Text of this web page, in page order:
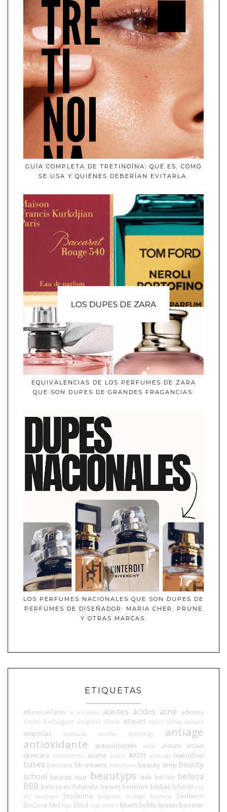
GUÍA COMPLETA DE TRETINOÍNA: QUÉ ES, CÓMO
SE USA Y QUIÉNES DEBERÍAN EVITARLA.
EQUIVALENCIAS DE LOS PERFUMES DE ZARA
QUE SON DUPES DE GRANDES FRAGANCIAS.
LOS PERFUMES NACIONALES QUE SON DUPES DE
PERFUMES DE DISEÑADOR: MARIA CHER, PRUNE
Y OTRAS MARCAS.
ETIQUETAS
#BesitoACerini a A-Derma aceites ácidos acné aderma
Adolfo Domínguez aengland Ahava alfaparf allure almay amope
ampollas anastasia ansolar anthology
antiage
antioxidante
antioxidantes anua armani
asian
skincare autobombo avene aveno avon ayurvida bakuchiol
bases basicare bb creams beauticool beauty drop beauty
school beauty tour beautyps bek bel-lab belleza
BBB belleza en Falabella benefit benetton biblias biferdil bio
oil
bioclean bioderma biogreen Biolage bioterra
biotherm
BioZone bkd Blas Blind blur cream blush bobbi brown booster